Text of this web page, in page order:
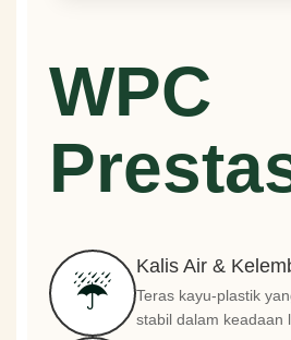
WPC
☔
Kalis Air &
Teras kayu-plastik
stabil dalam keadaan